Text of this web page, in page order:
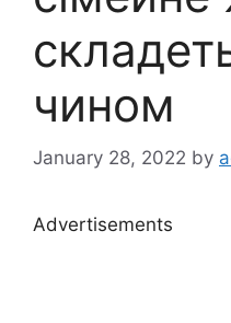
чином
January 28, 2022 by
Advertisements